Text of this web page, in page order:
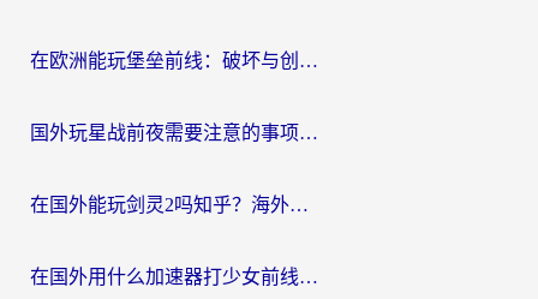
在欧洲能玩堡垒前线：破坏与创造吗？海外党国服游戏不卡顿的秘密
国外玩星战前夜需要注意的事项：一份来自老玩家的网络生存指南
在国外能玩剑灵2吗知乎？海外党亲测有效的国服游戏加速指南
在国外用什么加速器打少女前线：云图计划不卡？一个老玩家的掏心分享